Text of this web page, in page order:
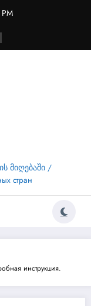
მიღებაში /
стран
инструкция.